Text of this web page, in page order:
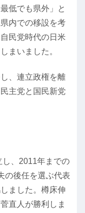
低でも県外」と
内での移設を考
民党時代の日米
まいました。
、連立政権を離
主党と国民新党
、2011年までの
の後任を選ぶ代表
ました。樽床伸
直人が勝利しま